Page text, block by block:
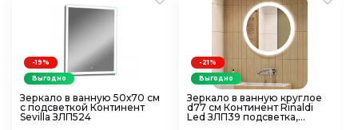
Зеркало в ванную 50х70 см
с подсветкой Континент
Sevilla ЗЛП524
-19%
Выгодно
Зеркало в ванную круглое
d77 см Континент Rinaldi
Led ЗЛП39 подсветка,
-21%
Выгодно